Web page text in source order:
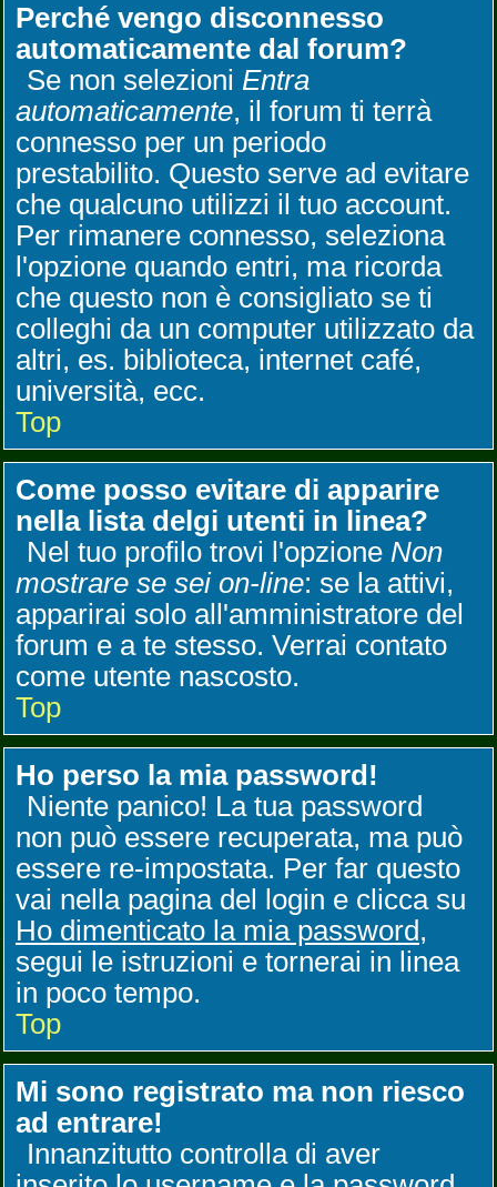
Perché vengo disconnesso
automaticamente dal forum?
Se non selezioni Entra
automaticamente, il forum ti terrà
connesso per un periodo
prestabilito. Questo serve ad evitare
che qualcuno utilizzi il tuo account.
Per rimanere connesso, seleziona
l'opzione quando entri, ma ricorda
che questo non è consigliato se ti
colleghi da un computer utilizzato da
altri, es. biblioteca, internet café,
università, ecc.
Top
Come posso evitare di apparire
nella lista delgi utenti in linea?
Nel tuo profilo trovi l'opzione Non
mostrare se sei on-line: se la attivi,
apparirai solo all'amministratore del
forum e a te stesso. Verrai contato
come utente nascosto.
Top
Ho perso la mia password!
Niente panico! La tua password
non può essere recuperata, ma può
essere re-impostata. Per far questo
vai nella pagina del login e clicca su
Ho dimenticato la mia password,
segui le istruzioni e tornerai in linea
in poco tempo.
Top
Mi sono registrato ma non riesco
ad entrare!
Innanzitutto controlla di aver